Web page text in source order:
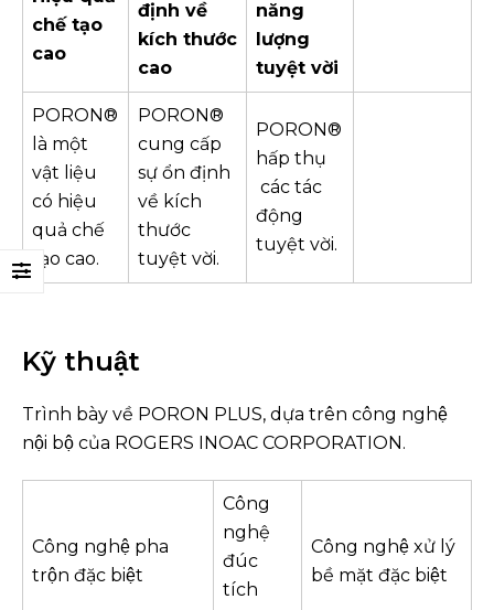
chế tạo
cao
định về
kích thước
cao
năng
lượng
tuyệt vời
PORON®
là một
vật liệu
có hiệu
quả chế
tạo cao.
PORON®
cung cấp
sự ổn định
về kích
thước
tuyệt vời.
PORON®
hấp thụ
các tác
động
tuyệt vời.
Kỹ thuật
Trình bày về PORON PLUS, dựa trên công nghệ
nội bộ của ROGERS INOAC CORPORATION.
Công nghệ pha
trộn đặc biệt
Công
nghệ
đúc
tích
Công nghệ xử lý
bề mặt đặc biệt